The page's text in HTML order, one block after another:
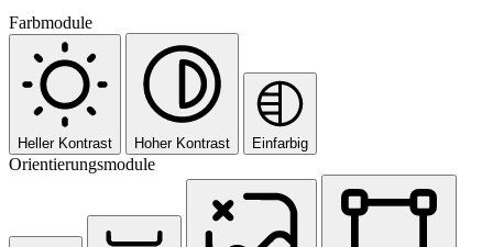
Farbmodule
Heller Kontrast Hoher Kontrast Einfarbig
Orientierungsmodule